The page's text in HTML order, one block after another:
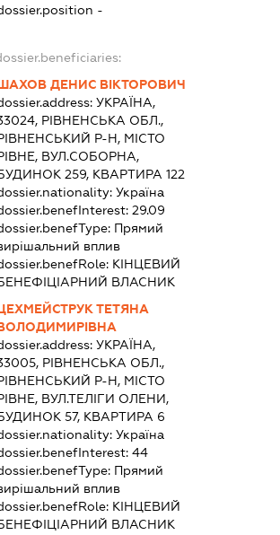
-
ДЕНИС ВІКТОРОВИЧ
УКРАЇНА,
РІВНЕНСЬКА ОБЛ.,
Р-Н, МІСТО
ВУЛ.СОБОРНА,
259, КВАРТИРА 122
Україна
29.09
Прямий
вплив
КІНЦЕВИЙ
ВЛАСНИК
ТЕТЯНА
УКРАЇНА,
РІВНЕНСЬКА ОБЛ.,
Р-Н, МІСТО
ВУЛ.ТЕЛІГИ ОЛЕНИ,
57, КВАРТИРА 6
Україна
44
Прямий
вплив
КІНЦЕВИЙ
ВЛАСНИК